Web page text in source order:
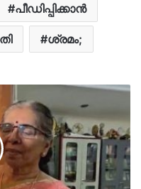
പീഡിപ്പിക്കാന്‍
ശ്രമം;